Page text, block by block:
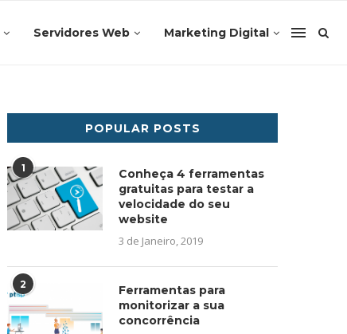
Servidores Web Marketing Digital
POPULAR POSTS
1
Conheça 4 ferramentas
gratuitas para testar a
velocidade do seu
website
3 de Janeiro, 2019
2
Ferramentas para
monitorizar a sua
concorrência